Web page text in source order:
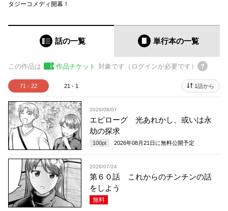
タジーコメディ開幕！
話の一覧 単行本の一覧
この作品は 作品チケット 対象です（ログインが必要です）
71 - 22 21 - 1 1話から
2026/08/07
エピローグ 光あれかし、或いは永
劫の探求
100pt 2026年08月21日 に無料公開予定
2026/07/24
第６０話 これからのチンチンの話
をしよう
無料